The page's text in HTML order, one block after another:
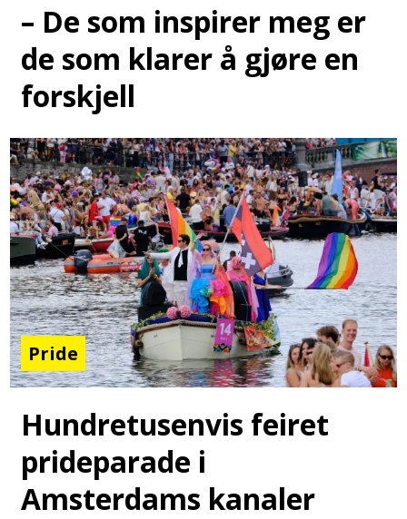
– De som inspirer meg er
de som klarer å gjøre en
forskjell
Pride
Hundretusenvis feiret
prideparade i
Amsterdams kanaler